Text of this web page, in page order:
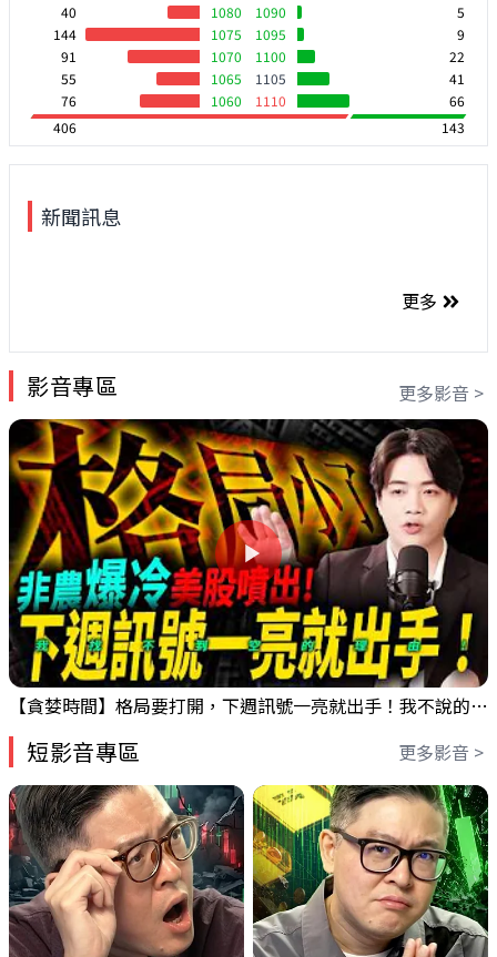
40
1080
144
1075
91
1070
55
1065
76
1060
1090
5
1095
9
1100
22
1105
41
1110
66
406
143
新聞訊息
更多
影音專區 更多影音 >
【貪婪時間】格局要打開，下週訊號一亮就出手！我不說的話還真一堆人不知道！｜錢進大趨勢 Mr.智霖 陳 2026/08/08
短影音專區 更多影音 >